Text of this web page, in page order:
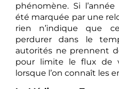
phénomène. Si
été marquée par une
rien n’indique que
perdurer dans le
autorités ne prennent
pour limite le flux de
lorsque l’on connaît les